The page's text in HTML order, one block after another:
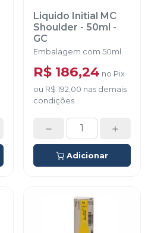
Liquido Initial MC
Shoulder - 50ml -
GC
Embalagem com 50ml.
R$ 186,24 no Pix
ou R$ 192,00 nas demais
condições
Adicionar